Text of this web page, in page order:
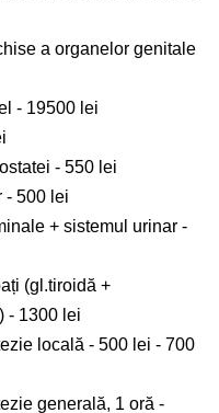
a organelor genitale
- 19500 lei
- 550 lei
- 500 lei
+ sistemul urinar -
(gl.tiroidă +
- 1300 lei
locală - 500 lei - 700
generală, 1 oră -